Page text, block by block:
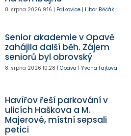
8. srpna 2026 9:16 | Palkovice| Libor Běčák
Senior akademie v Opavě
zahájila další běh. Zájem
seniorů byl obrovský
8. srpna 2026 10:28 | Opava | Yvona Fajtová
Havířov řeší parkování v
ulicích Haškova a M.
Majerové, místní sepsali
petici